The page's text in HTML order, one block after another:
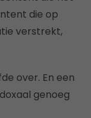
die op
verstrekt,
over. En een
genoeg